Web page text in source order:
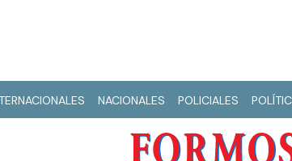
NACIONALES POLICIALES